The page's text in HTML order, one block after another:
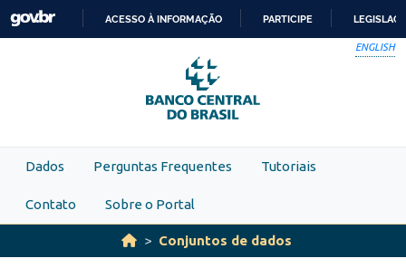
Skip to main content
PARA
O
CONTEÚDO
ACESSO À INFORMAÇÃO PARTICIPE
ENGLISH
Dados Perguntas Frequentes Tutoriais
Contato Sobre o Portal
Conjuntos de dados